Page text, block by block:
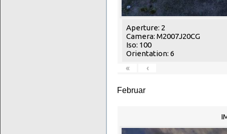
Aperture: 2
Camera: M2007J20CG
Iso: 100
Orientation: 6
«
‹
Februar